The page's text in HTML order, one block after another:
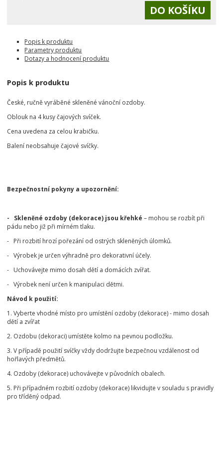
Popis k produktu
Parametry produktu
Dotazy a hodnocení produktu
Popis k produktu
České, ručně vyráběné skleněné vánoční ozdoby.
Oblouk na 4 kusy čajových svíček.
Cena uvedena za celou krabičku.
Balení neobsahuje čajové svíčky.
Bezpečnostní pokyny a upozornění:
- Skleněné ozdoby (dekorace) jsou křehké – mohou se rozbít při
pádu nebo již při mírném tlaku.
- Při rozbití hrozí pořezání od ostrých skleněných úlomků.
- Výrobek je určen výhradně pro dekorativní účely.
- Uchovávejte mimo dosah dětí a domácích zvířat.
- Výrobek není určen k manipulaci dětmi.
Návod k použití:
1. Vyberte vhodné místo pro umístění ozdoby (dekorace) - mimo dosah
dětí a zvířat
2. Ozdobu (dekoraci) umístěte kolmo na pevnou podložku.
3. V případě použití svíčky vždy dodržujte bezpečnou vzdálenost od
hořlavých předmětů.
4. Ozdoby (dekorace) uchovávejte v původních obalech.
5. Při případném rozbití ozdoby (dekorace) likvidujte v souladu s pravidly
pro tříděný odpad.